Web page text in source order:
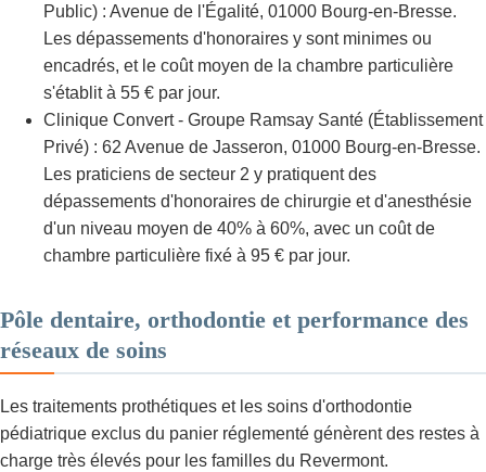
Public) : Avenue de l'Égalité, 01000 Bourg-en-Bresse.
Les dépassements d'honoraires y sont minimes ou
encadrés, et le coût moyen de la chambre particulière
s'établit à 55 € par jour.
Clinique Convert - Groupe Ramsay Santé (Établissement
Privé) : 62 Avenue de Jasseron, 01000 Bourg-en-Bresse.
Les praticiens de secteur 2 y pratiquent des
dépassements d'honoraires de chirurgie et d'anesthésie
d'un niveau moyen de 40% à 60%, avec un coût de
chambre particulière fixé à 95 € par jour.
Pôle dentaire, orthodontie et performance des
réseaux de soins
Les traitements prothétiques et les soins d'orthodontie
pédiatrique exclus du panier réglementé génèrent des restes à
charge très élevés pour les familles du Revermont.